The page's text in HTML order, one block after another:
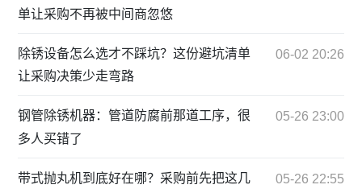
单让采购不再被中间商忽悠
除锈设备怎么选才不踩坑？这份避坑清单
让采购决策少走弯路
06-02 20:26
钢管除锈机器：管道防腐前那道工序，很
多人买错了
05-26 23:00
带式抛丸机到底好在哪？采购前先把这几
05-26 22:55